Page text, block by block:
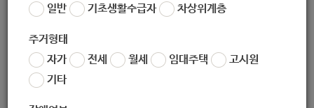
일반
기초생활수급자 차상위계층
주거형태
자가
전세 월세 임대주택
고시원
기타
2019년-보육사업안내.zip
2019년 발달장애인지원센터(중앙-지역) 사업안내